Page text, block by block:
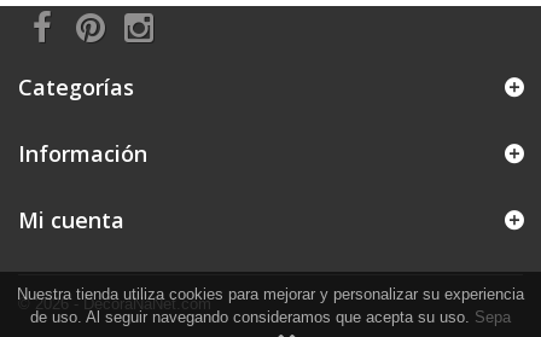
Categorías
Información
© 2026 - DecoraNaNet.com
Mi cuenta
Nuestra tienda utiliza cookies para mejorar y personalizar su experiencia
de uso. Al seguir navegando consideramos que acepta su uso. Sepa